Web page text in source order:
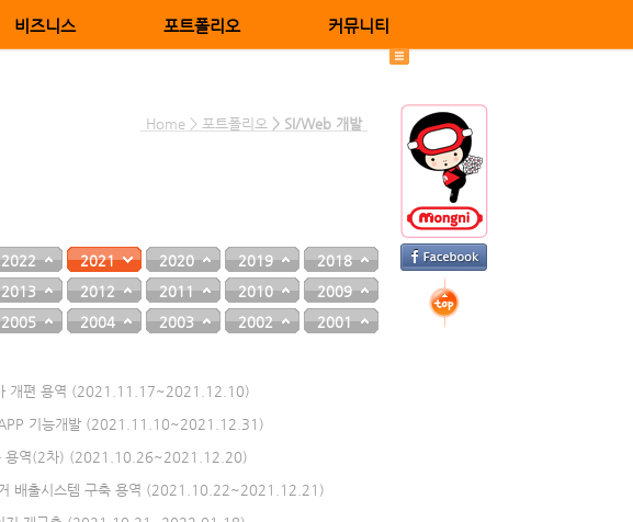
비즈니스 포트폴리오 커뮤니티
Home > 포트폴리오 > SI/Web 개발
2022 2021 2020 2019
2018
2013 2012 2011 2010
2009
2005 2004 2003 2002 2001
개편 용역 (2021.11.17~2021.12.10)
APP 기능개발 (2021.11.10~2021.12.31)
용역(2차) (2021.10.26~2021.12.20)
거 배출시스템 구축 용역 (2021.10.22~2021.12.21)